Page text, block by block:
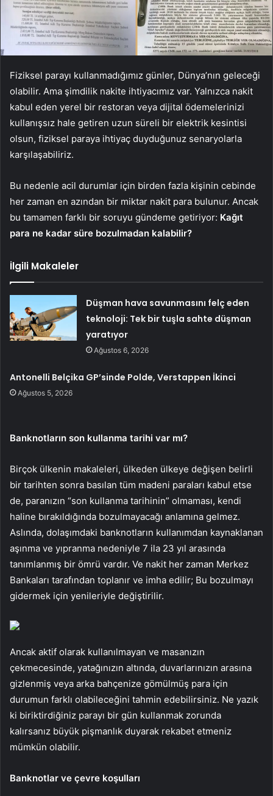
Fiziksel parayı kullanmadığımız günler, Dünya’nın geleceği
olabilir. Ama şimdilik nakite ihtiyacımız var. Yalnızca nakit
kabul eden yerel bir restoran veya dijital ödemelerinizi
kullanışsız hale getiren uzun süreli bir elektrik kesintisi
olsun, fiziksel paraya ihtiyaç duyduğunuz senaryolarla
karşılaşabiliriz.
Bu nedenle acil durumlar için birden fazla kişinin cebinde
her zaman en azından bir miktar nakit para bulunur. Ancak
bu tamamen farklı bir soruyu gündeme getiriyor: Kağıt
para ne kadar süre bozulmadan kalabilir?
İlgili Makaleler
Düşman hava savunmasını felç eden
teknoloji: Tek bir tuşla sahte düşman
yaratıyor
Ağustos 6, 2026
Antonelli Belçika GP’sinde Polde, Verstappen İkinci
Ağustos 5, 2026
Banknotların son kullanma tarihi var mı?
Birçok ülkenin makaleleri, ülkeden ülkeye değişen belirli
bir tarihten sonra basılan tüm madeni paraları kabul etse
de, paranızın “son kullanma tarihinin” olmaması, kendi
haline bırakıldığında bozulmayacağı anlamına gelmez.
Aslında, dolaşımdaki banknotların kullanımdan kaynaklanan
aşınma ve yıpranma nedeniyle 7 ila 23 yıl arasında
tanımlanmış bir ömrü vardır. Ve nakit her zaman Merkez
Bankaları tarafından toplanır ve imha edilir; Bu bozulmayı
gidermek için yenileriyle değiştirilir.
Ancak aktif olarak kullanılmayan ve masanızın
çekmecesinde, yatağınızın altında, duvarlarınızın arasına
gizlenmiş veya arka bahçenize gömülmüş para için
durumun farklı olabileceğini tahmin edebilirsiniz. Ne yazık
ki biriktirdiğiniz parayı bir gün kullanmak zorunda
kalırsanız büyük pişmanlık duyarak rekabet etmeniz
mümkün olabilir.
Banknotlar ve çevre koşulları